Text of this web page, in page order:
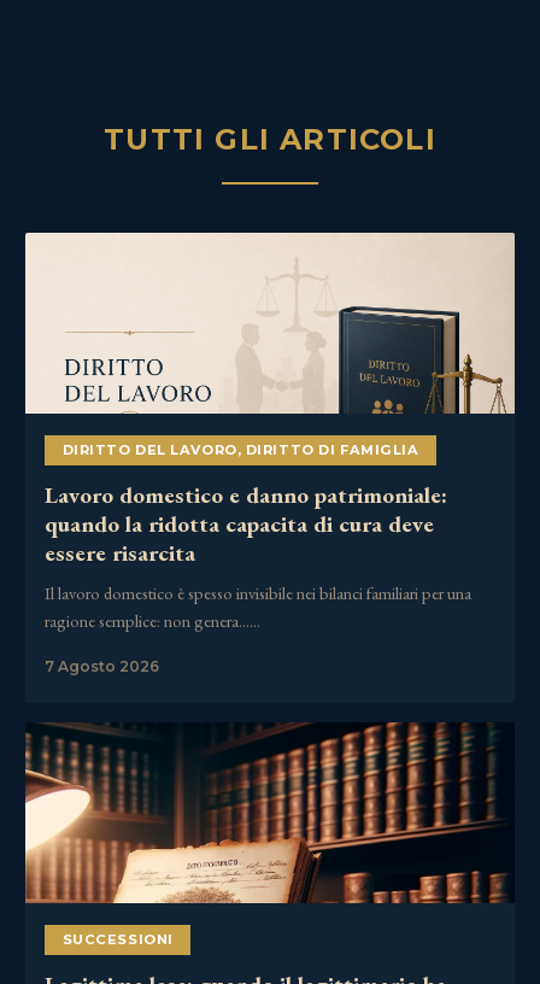
TUTTI GLI ARTICOLI
DIRITTO DEL LAVORO, DIRITTO DI FAMIGLIA
Lavoro domestico e danno patrimoniale:
quando la ridotta capacita di cura deve
essere risarcita
Il lavoro domestico è spesso invisibile nei bilanci familiari per una
ragione semplice: non genera……
7 Agosto 2026
SUCCESSIONI